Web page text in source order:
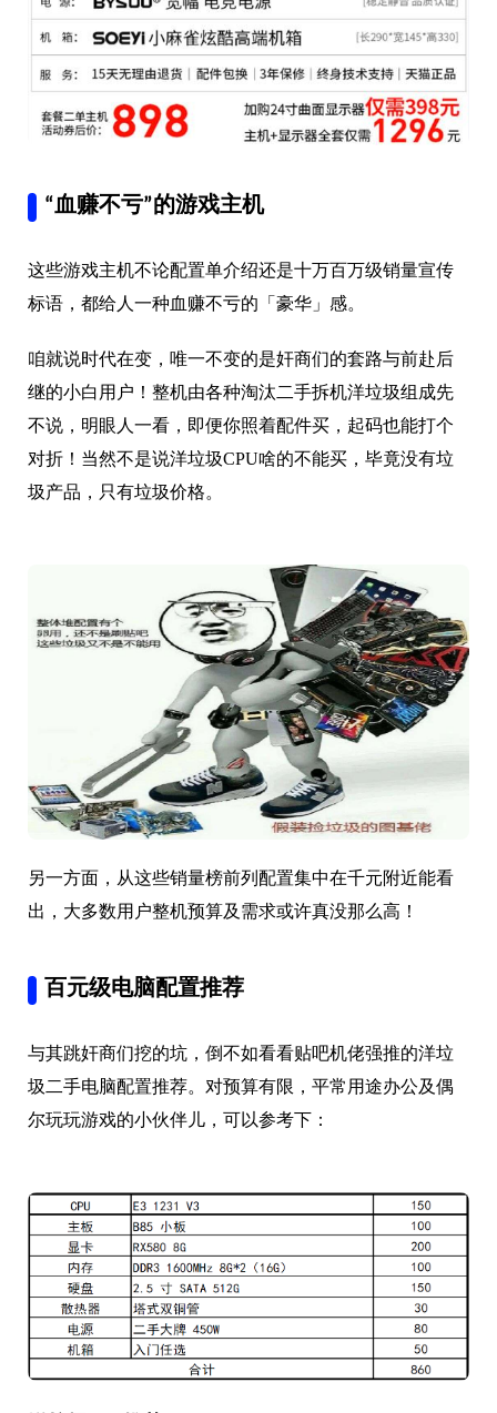
“血赚不亏”的游戏主机
这些游戏主机不论配置单介绍还是十万百万级销量宣传
标语，都给人一种血赚不亏的「豪华」感。
咱就说时代在变，唯一不变的是奸商们的套路与前赴后
继的小白用户！整机由各种淘汰二手拆机洋垃圾组成先
不说，明眼人一看，即便你照着配件买，起码也能打个
对折！当然不是说洋垃圾CPU啥的不能买，毕竟没有垃
圾产品，只有垃圾价格。
另一方面，从这些销量榜前列配置集中在千元附近能看
出，大多数用户整机预算及需求或许真没那么高！
百元级电脑配置推荐
与其跳奸商们挖的坑，倒不如看看贴吧机佬强推的洋垃
圾二手电脑配置推荐。对预算有限，平常用途办公及偶
尔玩玩游戏的小伙伴儿，可以参考下：